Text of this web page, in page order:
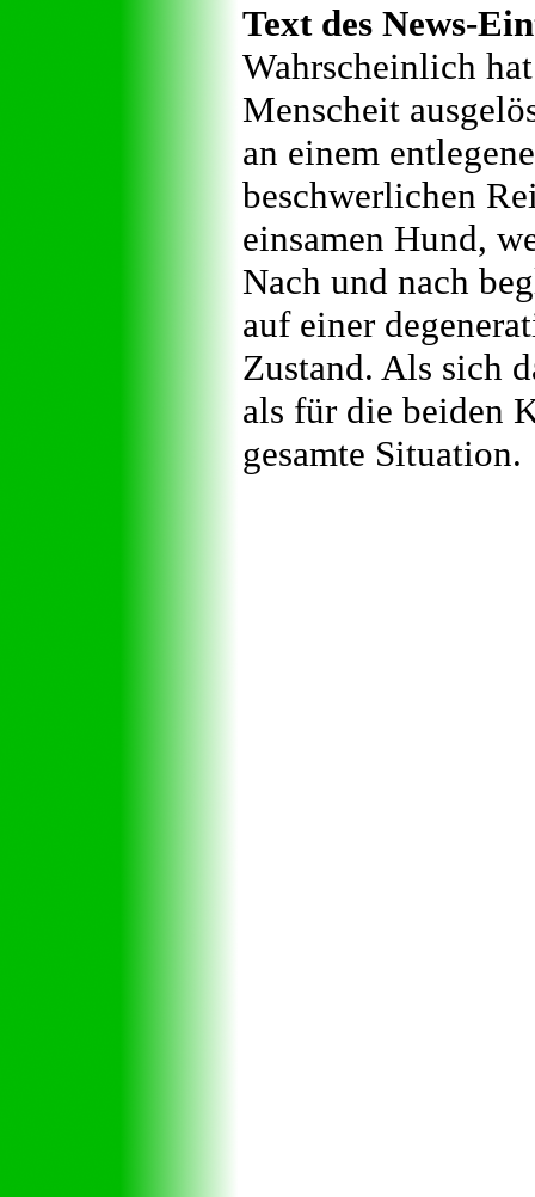
Text des News-
Wahrscheinlich
Menscheit
an einem
beschwerlichen
einsamen Hund,
Nach und nach
auf einer
Zustand. Als sich
als für die beiden
gesamte Situation.